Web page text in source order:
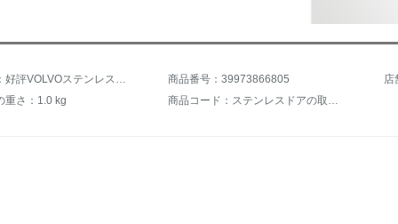
商品番号：39973866805
店
重さ：1.0 kg